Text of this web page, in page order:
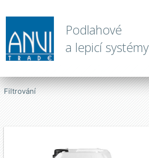
Podlahové
a lepicí systémy
Filtrování